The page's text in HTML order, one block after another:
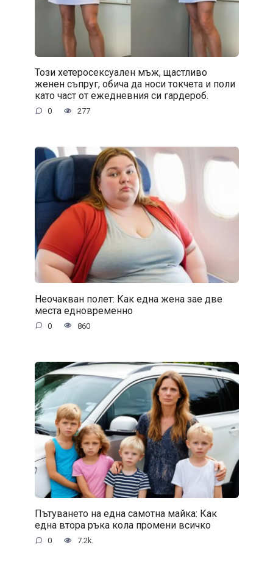
Този хетеросексуален мъж, щастливо
женен съпруг, обича да носи токчета и поли
като част от ежедневния си гардероб.
0 277
Неочакван полет: Как една жена зае две
места едновременно
0 860
Пътуването на една самотна майка: Как
една втора ръка кола промени всичко
0 7.2k.